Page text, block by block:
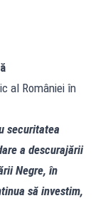
al României în
securitatea
a descurajării
Negre, în
să investim,